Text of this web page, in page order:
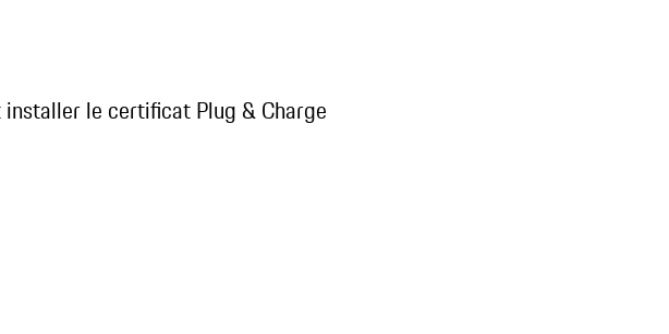
le certificat Plug & Charge